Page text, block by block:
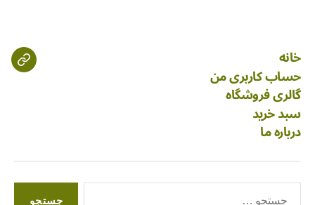
خانه
حساب کاربری من
گالری فروشگاه
سبد خرید
درباره ما